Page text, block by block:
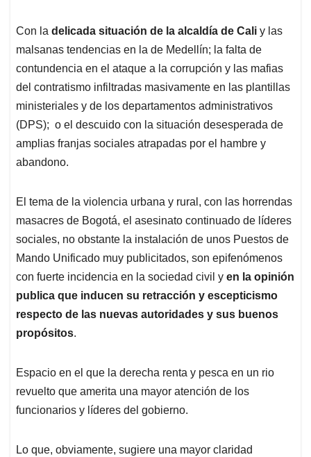
Con la delicada situación de la alcaldía de Cali y las
malsanas tendencias en la de Medellín; la falta de
contundencia en el ataque a la corrupción y las mafias
del contratismo infiltradas masivamente en las plantillas
ministeriales y de los departamentos administrativos
(DPS); o el descuido con la situación desesperada de
amplias franjas sociales atrapadas por el hambre y
abandono.
El tema de la violencia urbana y rural, con las horrendas
masacres de Bogotá, el asesinato continuado de líderes
sociales, no obstante la instalación de unos Puestos de
Mando Unificado muy publicitados, son epifenómenos
con fuerte incidencia en la sociedad civil y en la opinión
publica que inducen su retracción y escepticismo
respecto de las nuevas autoridades y sus buenos
propósitos.
Espacio en el que la derecha renta y pesca en un rio
revuelto que amerita una mayor atención de los
funcionarios y líderes del gobierno.
Lo que, obviamente, sugiere una mayor claridad